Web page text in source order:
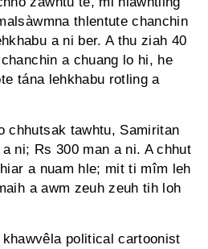
thlentute chanchin
a ni ber. A thu ziah 40
a chuang lo hi, he
tána lehkhabu rotling a
chhutsak tawhtu, Samiritan
ni; Rs 300 man a ni. A chhut
a nuam hle; mit ti mîm leh
a awm zeuh zeuh tih loh
political cartoonist